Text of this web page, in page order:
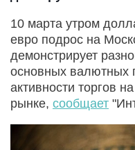
10 марта утром
евро подрос на
демонстрирует
основных валютных
активности торгов
рынке, сообщает